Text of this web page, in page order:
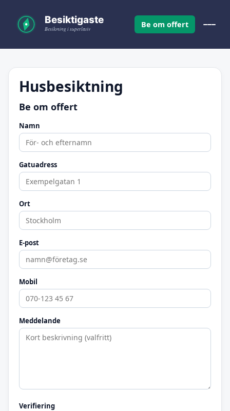
Be om offert
Husbesiktning
Be om offert
Namn
Gatuadress
Ort
E-post
Mobil
Meddelande
Verifiering